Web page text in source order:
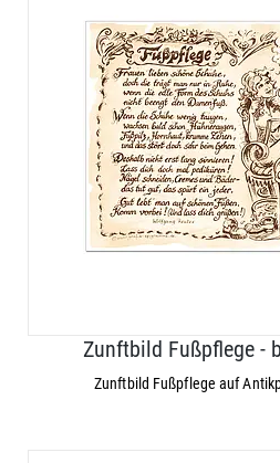
Zunftbild Fußpflege -
Zunftbild Fußpflege auf